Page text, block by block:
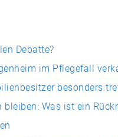
Debatte?
im Pflegefall
besonders
Was ist ein